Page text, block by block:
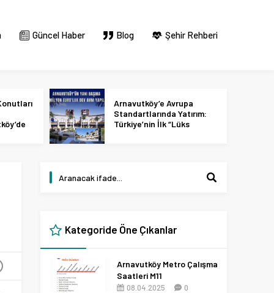
Güncel Haber Blog Şehir Rehberi
Arnavutköy’e Avrupa
Standartlarında Yatırım:
Türkiye’nin İlk “Lüks
Kategoride Öne Çıkanlar
Arnavutköy Metro Çalışma
Saatleri M11
08.04.2025 0